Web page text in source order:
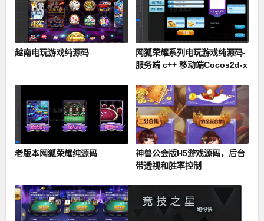
越南电玩游戏纯源码
网狐荣耀系列电玩游戏纯源码-
服务端 c++ 移动端Cocos2d-x
老版本网狐荣耀纯源码
神兽公会版H5游戏源码，后台
带透视和胜率控制